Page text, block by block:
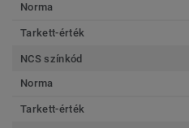
Norma
Tarkett-érték
NCS színkód
Norma
Tarkett-érték